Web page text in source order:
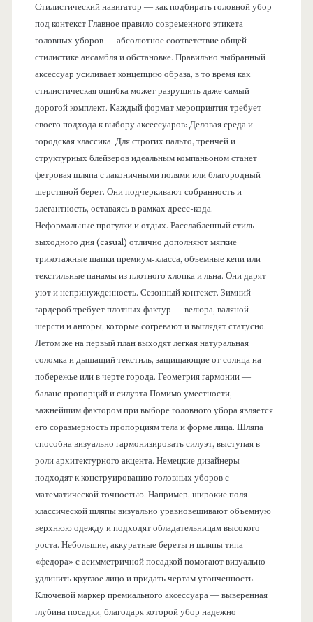
Стилистический навигатор — как подбирать головной убор
под контекст Главное правило современного этикета
головных уборов — абсолютное соответствие общей
стилистике ансамбля и обстановке. Правильно выбранный
аксессуар усиливает концепцию образа, в то время как
стилистическая ошибка может разрушить даже самый
дорогой комплект. Каждый формат мероприятия требует
своего подхода к выбору аксессуаров: Деловая среда и
городская классика. Для строгих пальто, тренчей и
структурных блейзеров идеальным компаньоном станет
фетровая шляпа с лаконичными полями или благородный
шерстяной берет. Они подчеркивают собранность и
элегантность, оставаясь в рамках дресс-кода.
Неформальные прогулки и отдых. Расслабленный стиль
выходного дня (casual) отлично дополняют мягкие
трикотажные шапки премиум-класса, объемные кепи или
текстильные панамы из плотного хлопка и льна. Они дарят
уют и непринужденность. Сезонный контекст. Зимний
гардероб требует плотных фактур — велюра, валяной
шерсти и ангоры, которые согревают и выглядят статусно.
Летом же на первый план выходят легкая натуральная
соломка и дышащий текстиль, защищающие от солнца на
побережье или в черте города. Геометрия гармонии —
баланс пропорций и силуэта Помимо уместности,
важнейшим фактором при выборе головного убора является
его соразмерность пропорциям тела и форме лица. Шляпа
способна визуально гармонизировать силуэт, выступая в
роли архитектурного акцента. Немецкие дизайнеры
подходят к конструированию головных уборов с
математической точностью. Например, широкие поля
классической шляпы визуально уравновешивают объемную
верхнюю одежду и подходят обладательницам высокого
роста. Небольшие, аккуратные береты и шляпы типа
«федора» с асимметричной посадкой помогают визуально
удлинить круглое лицо и придать чертам утонченность.
Ключевой маркер премиального аксессуара — выверенная
глубина посадки, благодаря которой убор надежно